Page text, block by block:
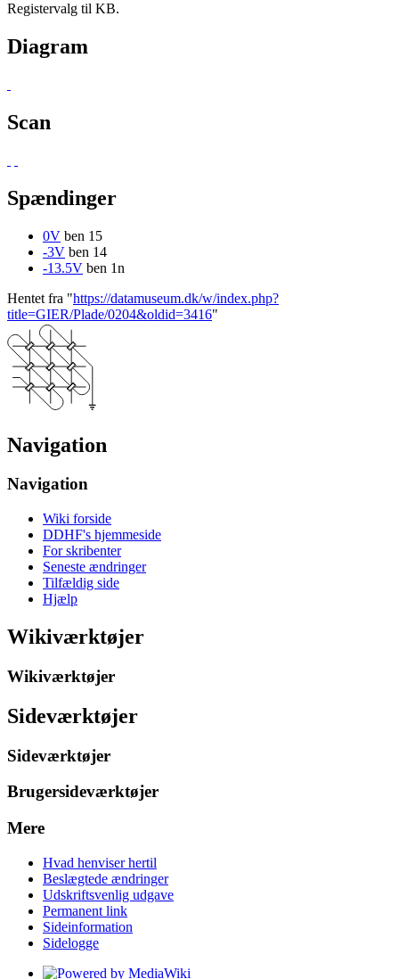
Registervalg til KB.
Diagram
Scan
Spændinger
0V ben 15
-3V ben 14
-13.5V ben 1n
Hentet fra "https://datamuseum.dk/w/index.php?
title=GIER/Plade/0204&oldid=3416"
Navigation
Navigation
Wiki forside
DDHF's hjemmeside
For skribenter
Seneste ændringer
Tilfældig side
Hjælp
Wikiværktøjer
Wikiværktøjer
Sideværktøjer
Sideværktøjer
Brugersideværktøjer
Mere
Hvad henviser hertil
Beslægtede ændringer
Udskriftsvenlig udgave
Permanent link
Sideinformation
Sidelogge